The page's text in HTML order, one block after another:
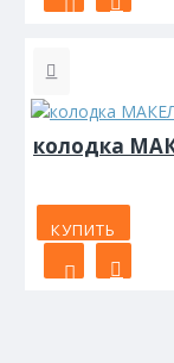
колодка
КУПИТЬ